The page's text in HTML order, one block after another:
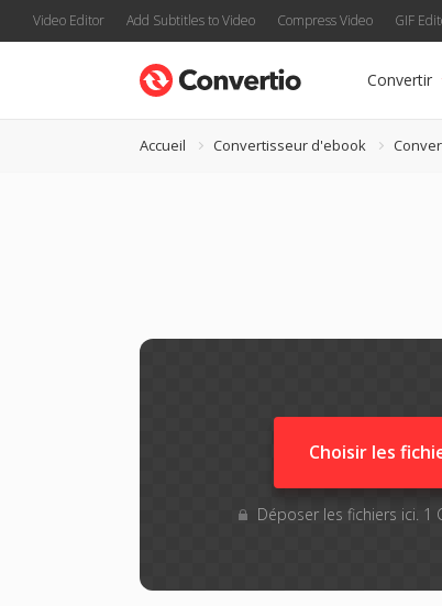
Video Editor Add Subtitles to Video Compress Video GIF
Convertir
Accueil Convertisseur d'ebook
Choisir les
Déposer les fichiers ici. 1